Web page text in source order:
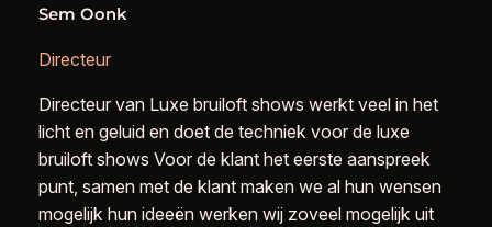
Sem Oonk
Directeur
Directeur van Luxe bruiloft shows werkt veel in het
licht en geluid en doet de techniek voor de luxe
bruiloft shows Voor de klant het eerste aanspreek
punt, samen met de klant maken we al hun wensen
mogelijk hun ideeën werken wij zoveel mogelijk uit